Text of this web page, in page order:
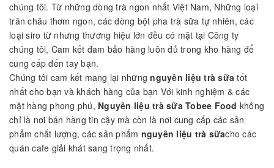
chúng tôi. Từ những dòng trà ngon nhất Việt Nam, Những loại
trân châu thơm ngon, các dòng bột pha trà sữa tự nhiên, các
loại siro từ nhưng thương hiệu lớn đều có mặt tại Công ty
chúng tôi, Cam kết đam bảo hàng luôn đủ trong kho hàng để
cung cấp đến tay bạn.
Chúng tôi cam kết mang lại nhữngnguyên liệu trà sữa tốt
nhất cho bạn và khách hàng của bạn Với kinh nghiệm & các
mặt hàng phong phú, Nguyên liệu trà sữa Tobee Food không
chỉ là nơi bán hàng tin cậy mà còn là nơi cung cấp các sản
phẩm chất lượng, các sản phẩm nguyên liệu trà sữacho các
quán cafe giải khát sang trọng nhất.